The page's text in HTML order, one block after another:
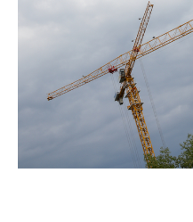
НОВОСТИ БИЗНЕСА
РОЗНИЧНАЯ ТОРГОВЛЯ
ТРАНСПОРТ
НОВОСТИ ТЕХНОЛОГИЙ
МЕРОПРИЯТИЯ
НОВОСТИ МЕРОПРИЯТИЙ
ВЫЕЗДНАЯ РЕДАКЦИЯ
СПОРТ
НОВОСТИ СПОРТА